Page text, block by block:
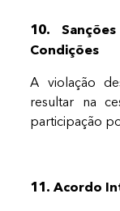
10.
Condições
A violação
resultar na
participação
11. Acordo